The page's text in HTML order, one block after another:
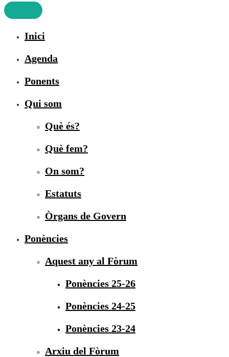
Inici
Agenda
Ponents
Qui som
Què és?
Què fem?
On som?
Estatuts
Òrgans de Govern
Ponències
Aquest any al Fòrum
Ponències 25-26
Ponències 24-25
Ponències 23-24
Arxiu del Fòrum